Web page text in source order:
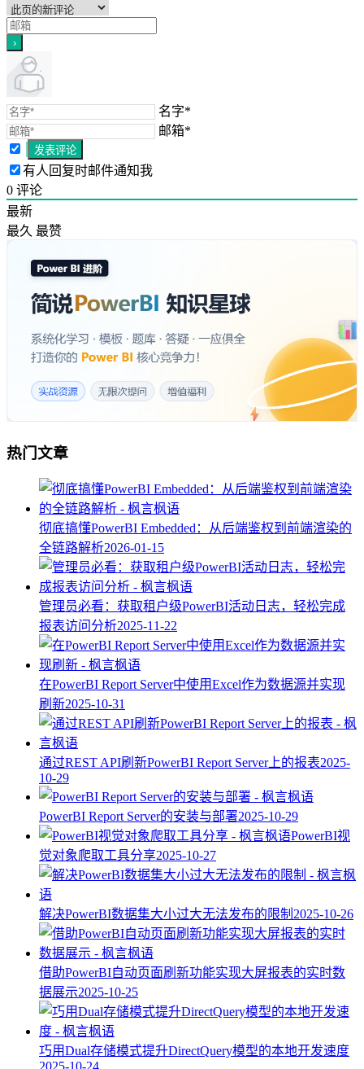
名字*
邮箱*
有人回复时邮件通知我
0 评论
最新
最久 最赞
热门文章
彻底搞懂PowerBI Embedded：从后端鉴权到前端渲染的
全链路解析2026-01-15
管理员必看：获取租户级PowerBI活动日志，轻松完成
报表访问分析2025-11-22
在PowerBI Report Server中使用Excel作为数据源并实现
刷新2025-10-31
通过REST API刷新PowerBI Report Server上的报表2025-
10-29
PowerBI Report Server的安装与部署2025-10-29
PowerBI视
觉对象爬取工具分享2025-10-27
解决PowerBI数据集大小过大无法发布的限制 2025-10-26
借助PowerBI自动页面刷新功能实现大屏报表的实时数
据展示2025-10-25
巧用Dual存储模式提升DirectQuery模型的本地开发速度
2025-10-24